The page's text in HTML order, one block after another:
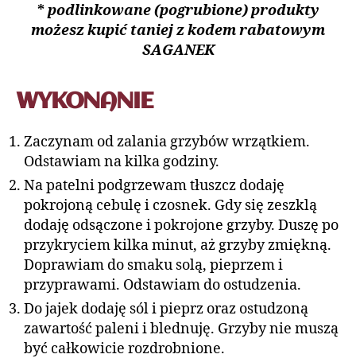
*podlinkowane (pogrubione) produkty
możesz kupić taniej z kodem rabatowym
SAGANEK
WYKONANIE
Zaczynam od zalania grzybów wrzątkiem.
Odstawiam na kilka godziny.
Na patelni podgrzewam tłuszcz dodaję
pokrojoną cebulę i czosnek. Gdy się zeszklą
dodaję odsączone i pokrojone grzyby. Duszę po
przykryciem kilka minut, aż grzyby zmiękną.
Doprawiam do smaku solą, pieprzem i
przyprawami. Odstawiam do ostudzenia.
Do jajek dodaję sól i pieprz oraz ostudzoną
zawartość paleni i blednuję. Grzyby nie muszą
być całkowicie rozdrobnione.